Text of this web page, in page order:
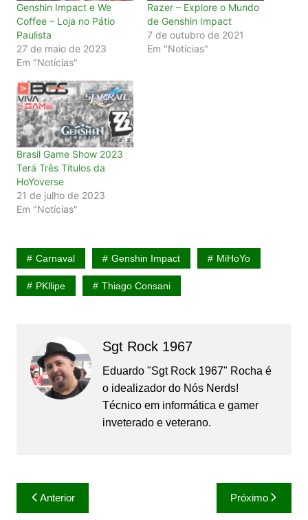
Genshin Impact e We
Coffee – Loja no Pátio
Paulista
27 de maio de 2023
Em "Notícias"
Razer – Explore o Mundo
de Genshin Impact
7 de outubro de 2021
Em "Notícias"
Brasil Game Show 2023
Terá Três Títulos da
HoYoverse
21 de julho de 2023
Em "Notícias"
Carnaval Genshin Impact MiHoYo
PKllipe Thiago Consani
Sgt Rock 1967
Eduardo "Sgt Rock 1967" Rocha é
o idealizador do Nós Nerds!
Técnico em informática e gamer
inveterado e veterano.
Navegação
de
Anterior Próximo